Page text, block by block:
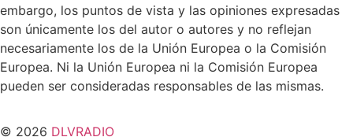
embargo, los puntos de vista y las opiniones expresadas
son únicamente los del autor o autores y no reflejan
necesariamente los de la Unión Europea o la Comisión
Europea. Ni la Unión Europea ni la Comisión Europea
pueden ser consideradas responsables de las mismas.
© 2026 DLVRADIO